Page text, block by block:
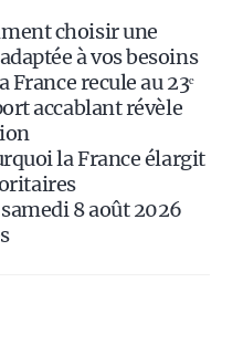
choisir une
à vos besoins
recule au 23ᵉ
accablant révèle
la France élargit
8 août 2026